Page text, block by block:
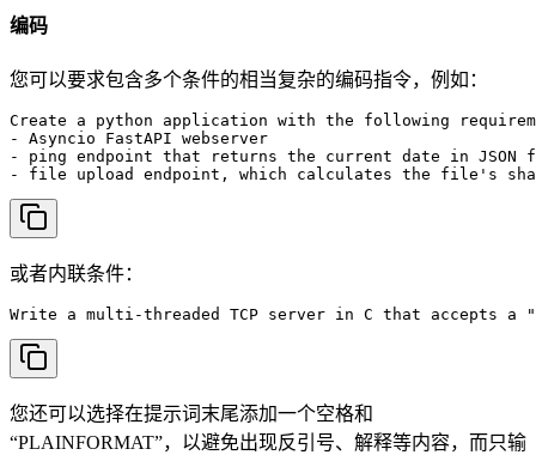
编码
您可以要求包含多个条件的相当复杂的编码指令，例如：
Create a python application with the following
- Asyncio FastAPI webserver
- ping endpoint that returns the current date in JSON
- file upload endpoint, which calculates the file's
或者内联条件：
Write a multi-threaded TCP server in C that accepts
您还可以选择在提示词末尾添加一个空格和
“PLAINFORMAT”，以避免出现反引号、解释等内容，而只输